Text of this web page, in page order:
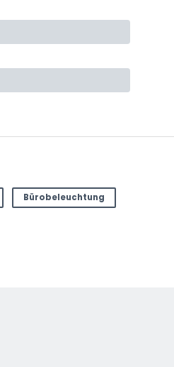
Bürobeleuchtung